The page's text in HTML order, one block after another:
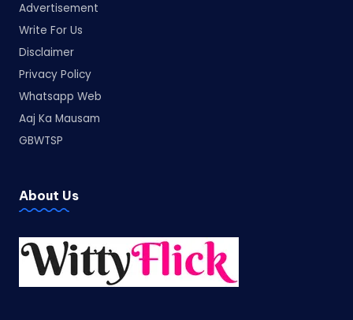
Advertisement
Write For Us
Disclaimer
Privacy Policy
Whatsapp Web
Aaj Ka Mausam
GBWTSP
About Us